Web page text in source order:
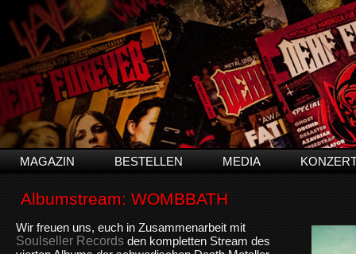
MAGAZIN BESTELLEN MEDIA
Albumstream: WOMBBATH
Wir freuen uns, euch in Zusammenarbeit mit
Soulseller Records den kompletten Stream des